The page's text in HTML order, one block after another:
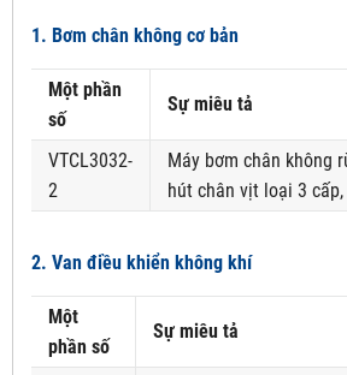
1. Bơm chân không cơ bản
Một phần
số
Sự miêu tả
VTCL3032-
2
Máy bơm chân không
hút chân vịt loại 3
2. Van điều khiển không khí
Một
phần số
Sự miêu tả